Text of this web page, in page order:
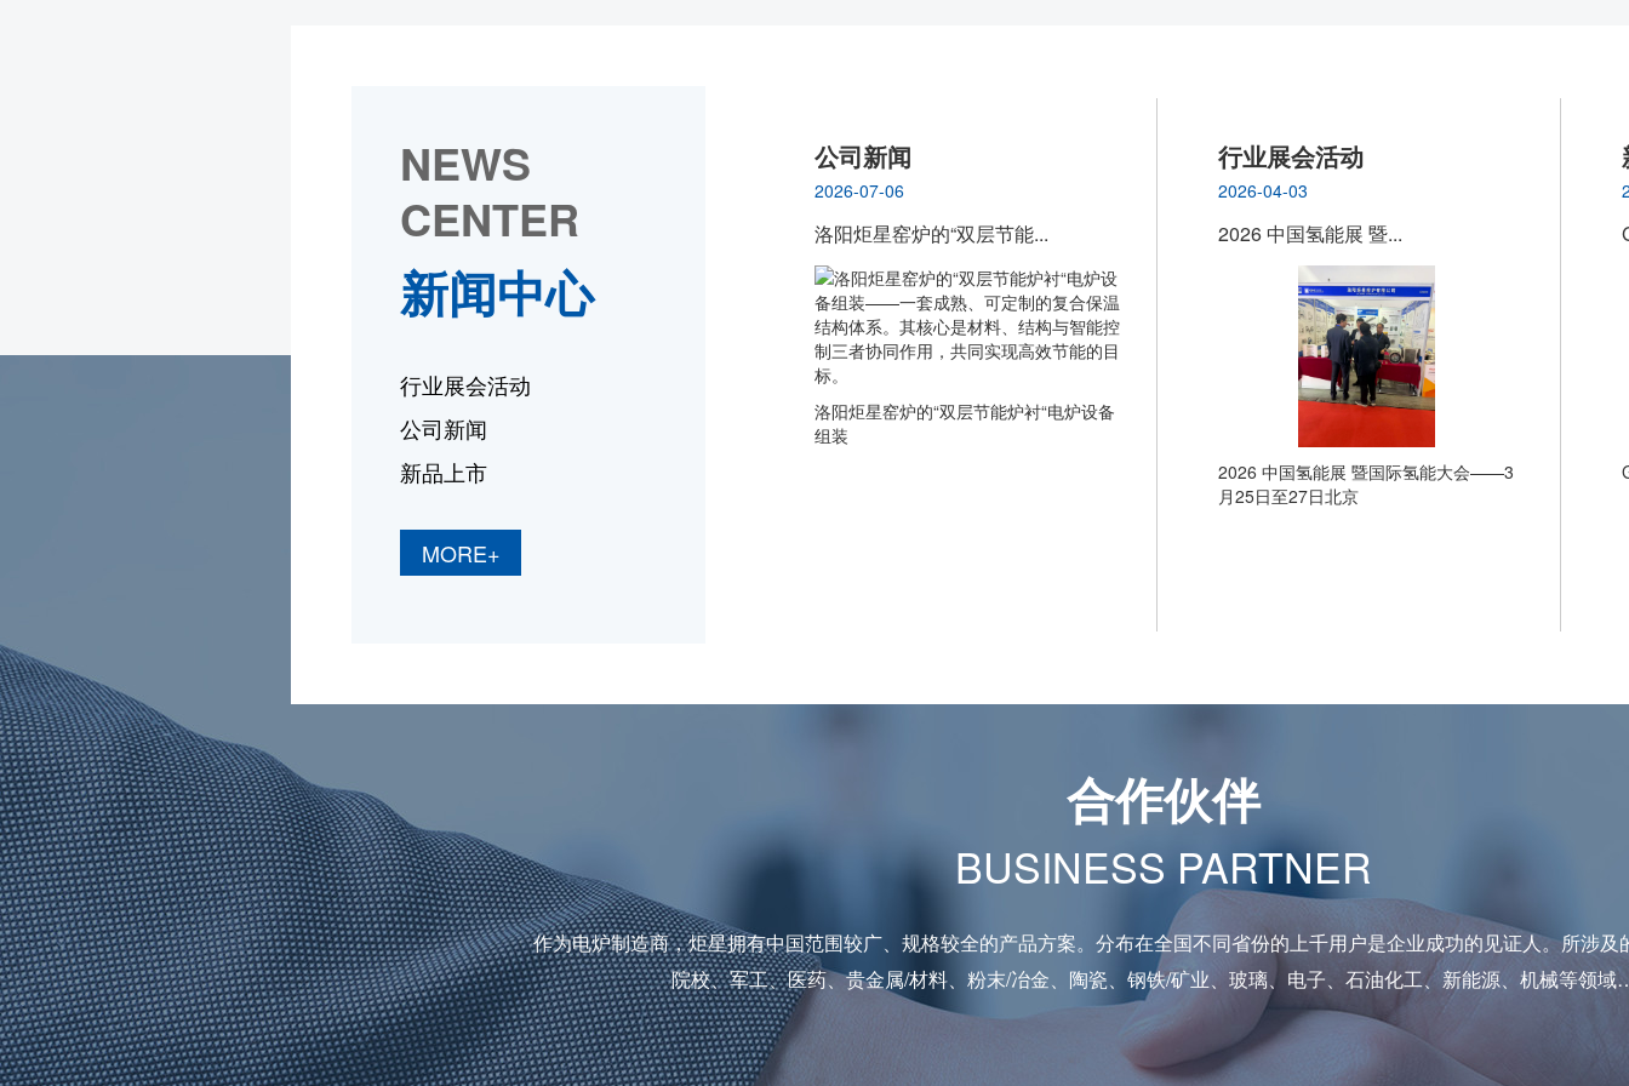
NEWS
CENTER
新闻中心
行业展会活动
公司新闻
新品上市
MORE+
公司新闻
2026-07-06
洛阳炬星窑炉的“双层节能...
洛阳炬星窑炉的“双层节能炉衬“电炉设备
组装
行业展会活动
2026-04-03
2026 中国氢能展 暨...
2026 中国氢能展 暨国际氢能大会——3
月25日至27日北京
合作伙伴
BUSINESS PARTNER
作为电炉制造商，炬星拥有中国范围较广、规格较全的产品方案。分布在全国不同省份的上千用户是企业成功的见证人。所涉及
院校、军工、医药、贵金属/材料、粉末/冶金、陶瓷、钢铁/矿业、玻璃、电子、石油化工、新能源、机械等领